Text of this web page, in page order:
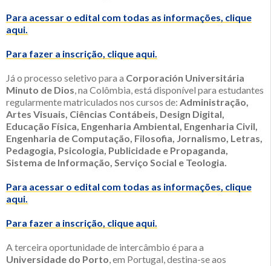
Para acessar o edital com todas as informações, clique
aqui.
Para fazer a inscrição, clique aqui.
Já o processo seletivo para a Corporación Universitária
Minuto de Dios, na Colômbia, está disponível para estudantes
regularmente matriculados nos cursos de: Administração,
Artes Visuais, Ciências Contábeis, Design Digital,
Educação Física, Engenharia Ambiental, Engenharia Civil,
Engenharia de Computação, Filosofia, Jornalismo, Letras,
Pedagogia, Psicologia, Publicidade e Propaganda,
Sistema de Informação, Serviço Social e Teologia.
Para acessar o edital com todas as informações, clique
aqui.
Para fazer a inscrição, clique aqui.
A terceira oportunidade de intercâmbio é para a
Universidade do Porto, em Portugal, destina-se aos